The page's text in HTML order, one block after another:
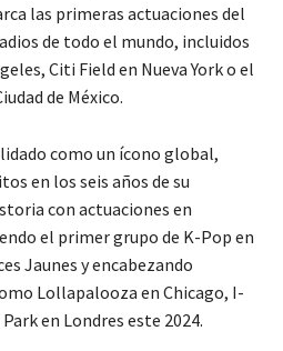
las primeras actuaciones del
de todo el mundo, incluidos
Citi Field en Nueva York o el
de México.
como un ícono global,
en los seis años de su
con actuaciones en
el primer grupo de K-Pop en
Jaunes y encabezando
Lollapalooza en Chicago, I-
Park en Londres este 2024.